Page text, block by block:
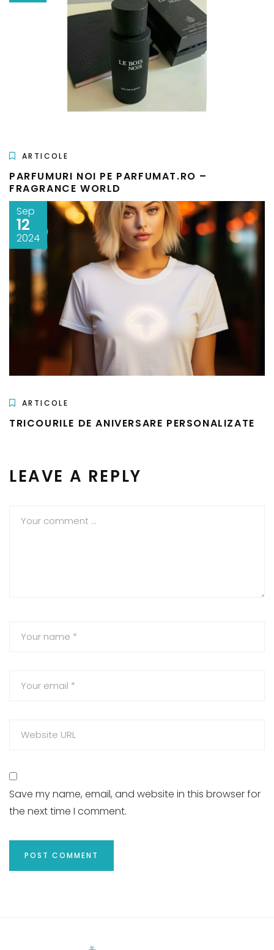
ARTICOLE
PARFUMURI NOI PE PARFUMAT.RO –
FRAGRANCE WORLD
Sep
12
2024
ARTICOLE
TRICOURILE DE ANIVERSARE PERSONALIZATE
LEAVE A REPLY
Save my name, email, and website in this browser for
the next time I comment.